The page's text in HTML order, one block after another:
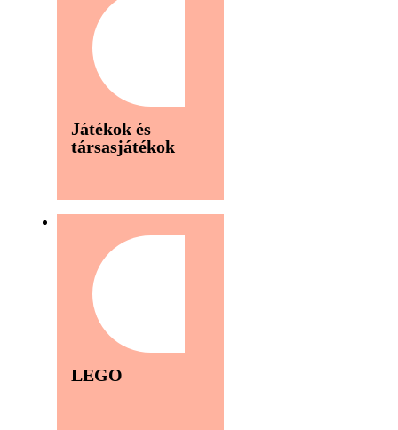
Játékok és
társasjátékok
LEGO